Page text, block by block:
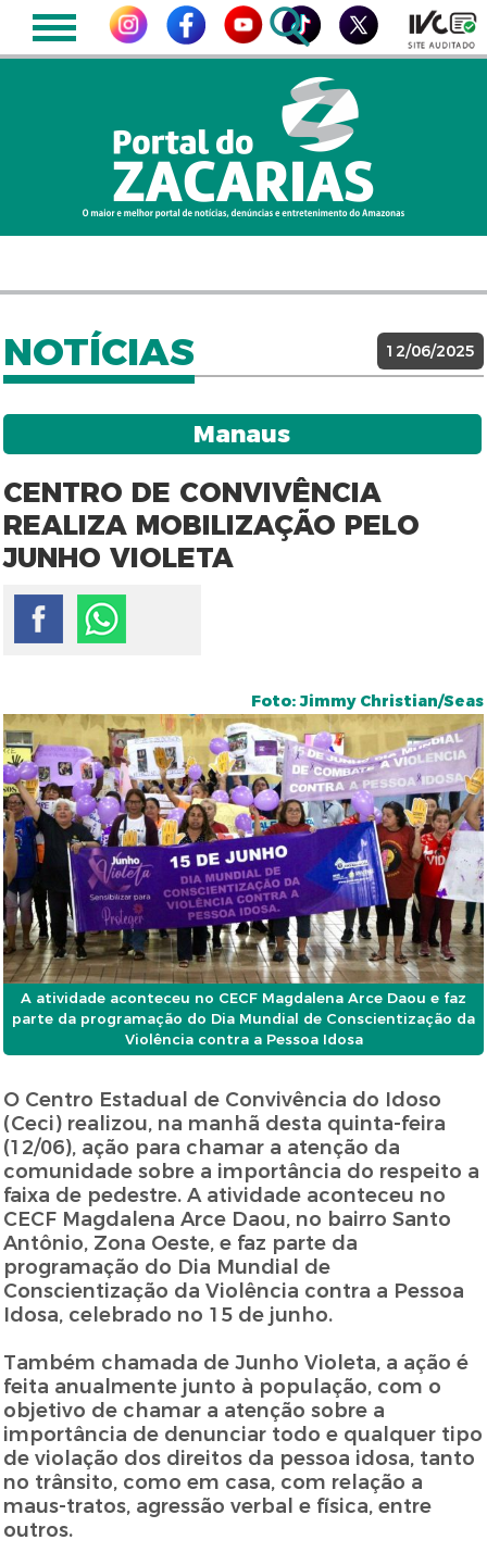
NOTÍCIAS 12/06/2025
Manaus
CENTRO DE CONVIVÊNCIA
REALIZA MOBILIZAÇÃO PELO
JUNHO VIOLETA
Foto: Jimmy Christian/Seas
A atividade aconteceu no CECF Magdalena Arce Daou e faz
parte da programação do Dia Mundial de Conscientização da
Violência contra a Pessoa Idosa
O Centro Estadual de Convivência do Idoso
(Ceci) realizou, na manhã desta quinta-feira
(12/06), ação para chamar a atenção da
comunidade sobre a importância do respeito a
faixa de pedestre. A atividade aconteceu no
CECF Magdalena Arce Daou, no bairro Santo
Antônio, Zona Oeste, e faz parte da
programação do Dia Mundial de
Conscientização da Violência contra a Pessoa
Idosa, celebrado no 15 de junho.
Também chamada de Junho Violeta, a ação é
feita anualmente junto à população, com o
objetivo de chamar a atenção sobre a
importância de denunciar todo e qualquer tipo
de violação dos direitos da pessoa idosa, tanto
no trânsito, como em casa, com relação a
maus-tratos, agressão verbal e física, entre
outros.